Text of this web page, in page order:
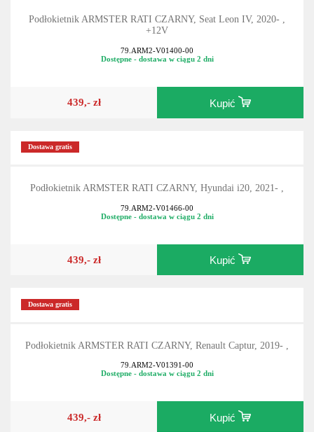
Podłokietnik ARMSTER RATI CZARNY, Seat Leon IV, 2020- ,
+12V
79.ARM2-V01400-00
Dostępne - dostawa w ciągu 2 dni
439,- zł Kupić
Dostawa gratis
Podłokietnik ARMSTER RATI CZARNY, Hyundai i20, 2021- ,
79.ARM2-V01466-00
Dostępne - dostawa w ciągu 2 dni
439,- zł Kupić
Dostawa gratis
Podłokietnik ARMSTER RATI CZARNY, Renault Captur, 2019- ,
79.ARM2-V01391-00
Dostępne - dostawa w ciągu 2 dni
439,- zł Kupić